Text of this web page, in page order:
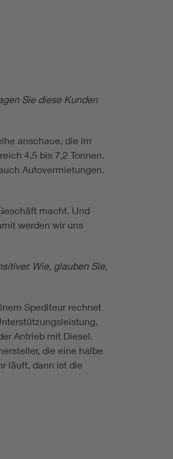
Sie diese Kunden
anschaue, die im
4,5 bis 7,2 Tonnen.
Autovermietungen.
macht. Und
werden wir uns
Wie, glauben Sie,
Spediteur rechnet
Antrieb mit Diesel.
die eine halbe
läuft, dann ist die